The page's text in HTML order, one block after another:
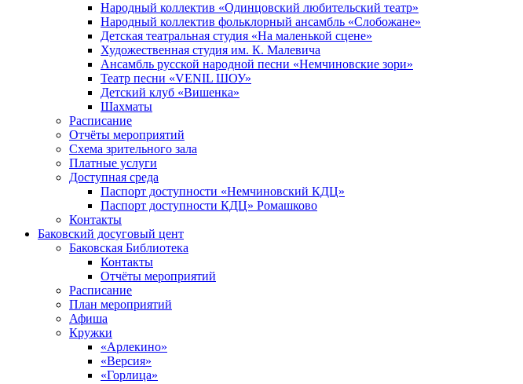
Народный коллектив «Одинцовский любительский театр»
Народный коллектив фольклорный ансамбль «Слобожане»
Детская театральная студия «На маленькой сцене»
Художественная студия им. К. Малевича
Ансамбль русской народной песни «Немчиновские зори»
Театр песни «VENIL ШОУ»
Детский клуб «Вишенка»
Шахматы
Расписание
Отчёты мероприятий
Схема зрительного зала
Платные услуги
Доступная среда
Паспорт доступности «Немчиновский КДЦ»
Паспорт доступности КДЦ» Ромашково
Контакты
Баковский досуговый цент
Баковская Библиотека
Контакты
Отчёты мероприятий
Расписание
План мероприятий
Афиша
Кружки
«Арлекино»
«Версия»
«Горлица»